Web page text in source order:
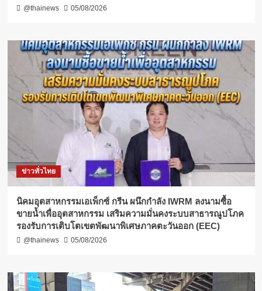
@thainews 05/08/2026
ข่าวทั่วไทย
​นิคมอุตสาหกรรมเอเพ็กซ์ กรีน ผนึกกำลัง IWRM ลงนามซื้อ
ขายน้ำเพื่ออุตสาหกรรม เสริมความมั่นคงระบบสาธารณูปโภค
รองรับการเติบโตเขตพัฒนาพิเศษภาคตะวันออก (EEC)
@thainews 05/08/2026